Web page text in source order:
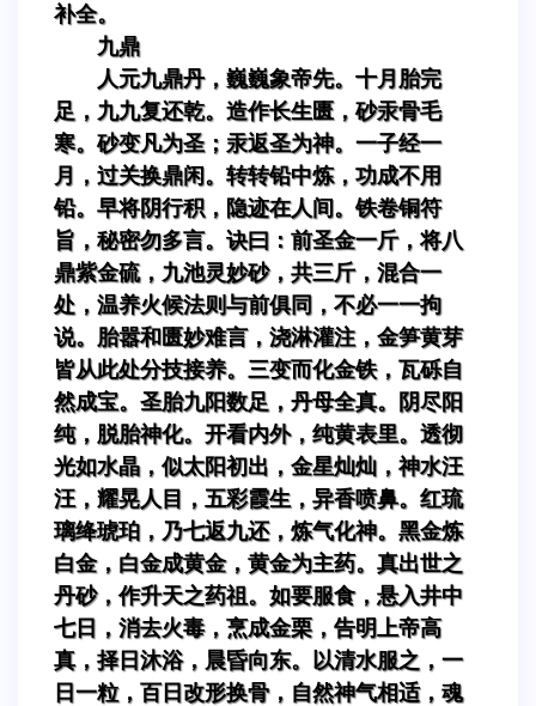
补全。
九鼎
人元九鼎丹，巍巍象帝先。十月胎完
足，九九复还乾。造作长生匮，砂汞骨毛
寒。砂变凡为圣；汞返圣为神。一子经一
月，过关换鼎闲。转转铅中炼，功成不用
铅。早将阴行积，隐迹在人间。铁卷铜符
旨，秘密勿多言。诀曰：前圣金一斤，将八
鼎紫金硫，九池灵妙砂，共三斤，混合一
处，温养火候法则与前俱同，不必一一拘
说。胎嚣和匮妙难言，浇淋灌注，金笋黄芽
皆从此处分技接养。三变而化金铁，瓦砾自
然成宝。圣胎九阳数足，丹母全真。阴尽阳
纯，脱胎神化。开看内外，纯黄表里。透彻
光如水晶，似太阳初出，金星灿灿，神水汪
汪，耀晃人目，五彩霞生，异香喷鼻。红琉
璃绛琥珀，乃七返九还，炼气化神。黑金炼
白金，白金成黄金，黄金为主药。真出世之
丹砂，作升天之药祖。如要服食，悬入井中
七日，消去火毒，烹成金栗，告明上帝高
真，择日沐浴，晨昏向东。以清水服之，一
日一粒，百日改形换骨，自然神气相适，魂